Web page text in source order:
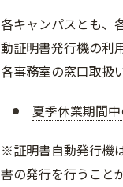
各キャンパスとも、
動証明書発行機の利
各事務室の窓口取扱
夏季休業期間
※証明書自動発行機
書の発行を行うこと